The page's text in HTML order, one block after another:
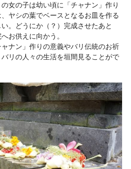
女の子は幼い頃に「チャナン」作り
ヤシの葉でベースとなるお皿を作る
。どうにか（？）完成させたあと
お供えに向かう。
ナン」作りの意義やバリ伝統のお祈
リの人々の生活を垣間見ることがで